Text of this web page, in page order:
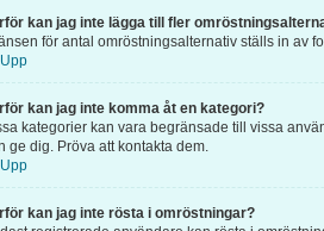
kan jag inte lägga till fler
för antal omröstningsalternativ ställs in av
Upp
kan jag inte komma åt en kategori?
kategorier kan vara begränsade till vissa
ge dig. Pröva att kontakta dem.
Upp
kan jag inte rösta i omröstningar?